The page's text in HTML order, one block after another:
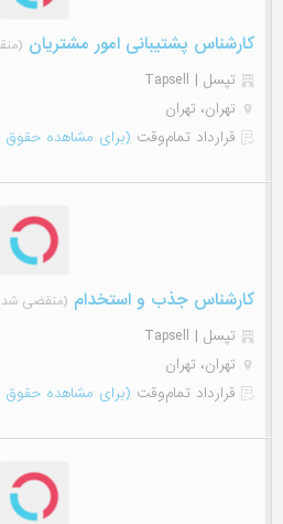
کارشناس پشتیبانی امور مشتریان
تپسل | Tapsell
تهران، تهران
قرارداد تمام‌وقت (برای مشاهده حقوق
کارشناس جذب و استخدام (منقضی
تپسل | Tapsell
تهران، تهران
قرارداد تمام‌وقت (برای مشاهده حقوق